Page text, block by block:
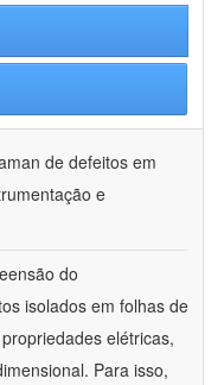
de defeitos em
e
do
isolados em folhas de
elétricas,
Para isso,